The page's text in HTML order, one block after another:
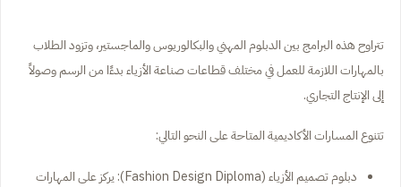
تتراوح هذه البرامج بين الدبلوم المهني والبكالوريوس والماجستير، وتزود الطلاب
بالمهارات اللازمة للعمل في مختلف قطاعات صناعة الأزياء بدءًا من الرسم وصولاً
إلى الإنتاج التجاري.
تتنوع المسارات الأكاديمية المتاحة على النحو التالي:
دبلوم تصميم الأزياء (Fashion Design Diploma): يركز على المهارات